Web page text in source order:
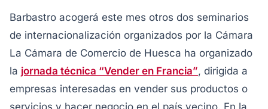
Barbastro acogerá este mes otros dos seminarios
de internacionalización organizados por la Cámara
La Cámara de Comercio de Huesca ha organizado
la jornada técnica “Vender en Francia”, dirigida a
empresas interesadas en vender sus productos o
servicios y hacer negocio en el país vecino. En la